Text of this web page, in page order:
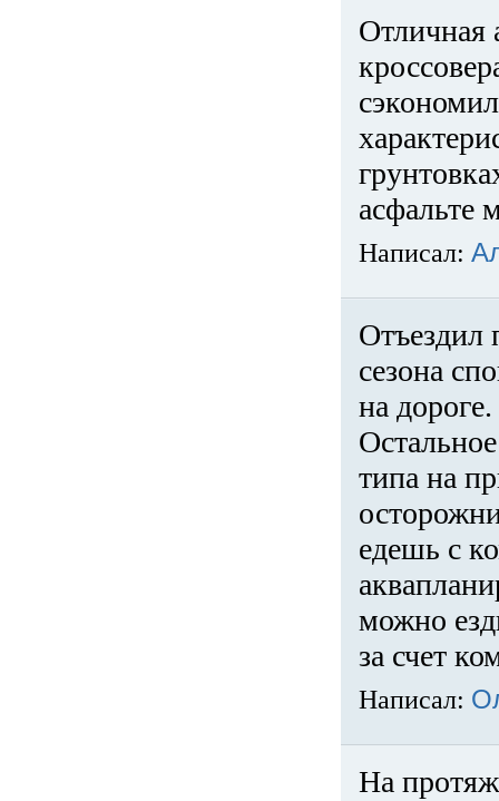
Отличная
асфальте
Написал:
Отъездил
сезона
на
типа на
едешь с
можно
за счет
Написал:
На